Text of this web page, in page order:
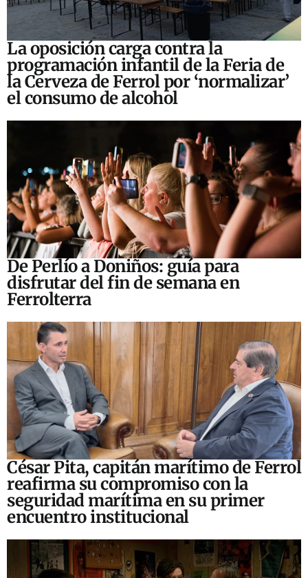
La oposición carga contra la
programación infantil de la Feria de
la Cerveza de Ferrol por ‘normalizar’
el consumo de alcohol
De Perlío a Doniños: guía para
disfrutar del fin de semana en
Ferrolterra
César Pita, capitán marítimo de Ferrol
reafirma su compromiso con la
seguridad marítima en su primer
encuentro institucional